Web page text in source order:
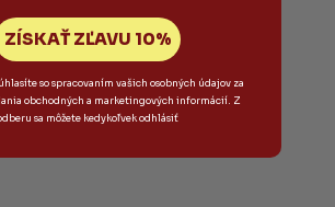
ZÍSKAŤ ZĽAVU 10%
so spracovaním vašich osobných údajov za
obchodných a marketingových informácií. Z
sa môžete kedykoľvek odhlásiť